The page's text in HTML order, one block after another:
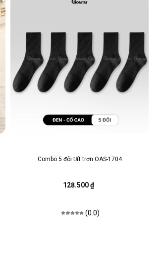
Combo 5 đôi tất trơn OAS-1704
128.500 ₫
(0.0)